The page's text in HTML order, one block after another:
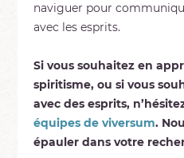
naviguer pour
avec les esprits.
Si vous souhaitez en
spiritisme, ou si vous
avec des esprits,
équipes de viversum.
épauler dans votre